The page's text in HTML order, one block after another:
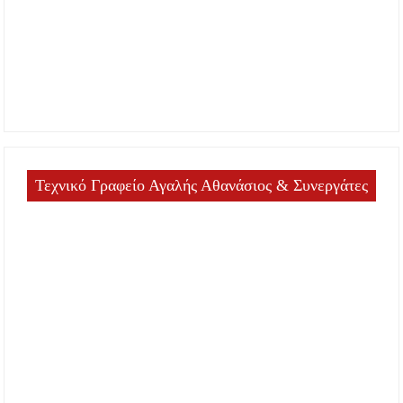
Τεχνικό Γραφείο Αγαλής Αθανάσιος & Συνεργάτες